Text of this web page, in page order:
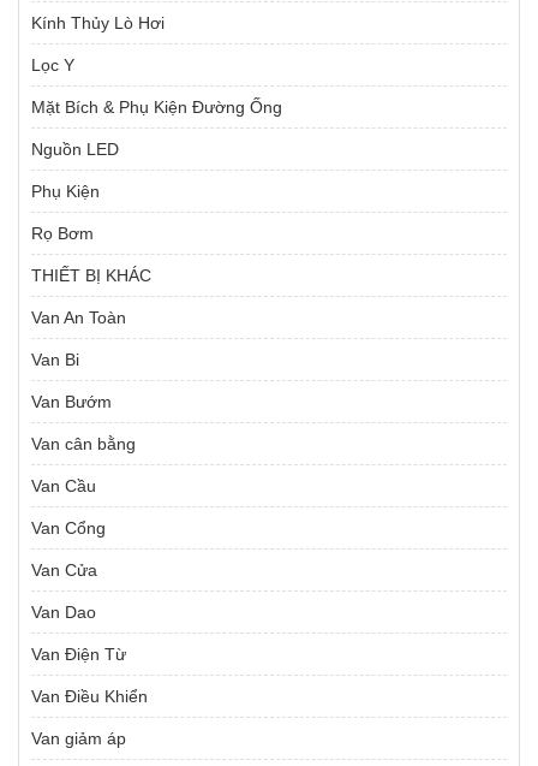
Kính Thủy Lò Hơi
Lọc Y
Mặt Bích & Phụ Kiện Đường Ống
Nguồn LED
Phụ Kiện
Rọ Bơm
THIẾT BỊ KHÁC
Van An Toàn
Van Bi
Van Bướm
Van cân bằng
Van Cầu
Van Cổng
Van Cửa
Van Dao
Van Điện Từ
Van Điều Khiển
Van giảm áp